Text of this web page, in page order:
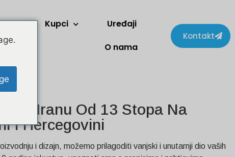
Kupci
Uređaji
O nama
Kontakt
Za Hranu Od 13 Stopa Na
I Hercegovini
i dizajn, možemo prilagoditi vanjski i unutarnji dio vaših